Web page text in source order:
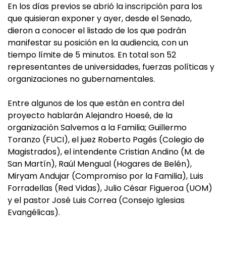
En los días previos se abrió la inscripción para los
que quisieran exponer y ayer, desde el Senado,
dieron a conocer el listado de los que podrán
manifestar su posición en la audiencia, con un
tiempo límite de 5 minutos. En total son 52
representantes de universidades, fuerzas políticas y
organizaciones no gubernamentales.
Entre algunos de los que están en contra del
proyecto hablarán Alejandro Hoesé, de la
organización Salvemos a la Familia; Guillermo
Toranzo (FUCI), el juez Roberto Pagés (Colegio de
Magistrados), el intendente Cristian Andino (M. de
San Martín), Raúl Mengual (Hogares de Belén),
Miryam Andujar (Compromiso por la Familia), Luis
Forradellas (Red Vidas), Julio César Figueroa (UOM)
y el pastor José Luis Correa (Consejo Iglesias
Evangélicas).